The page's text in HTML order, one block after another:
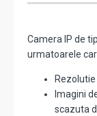
Camera IP de
urmatoarele
Rezolutie
Imagini
scazuta